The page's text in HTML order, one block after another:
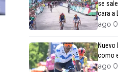
se
cara a
ago
como
ago